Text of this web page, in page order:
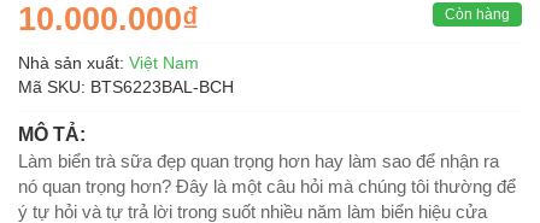
10.000.000₫ Còn hàng
Nhà sản xuất: Việt Nam
Mã SKU: BTS6223BAL-BCH
MÔ TẢ:
Làm biển trà sữa đẹp quan trọng hơn hay làm sao để nhận ra
nó quan trọng hơn? Đây là một câu hỏi mà chúng tôi thường để
ý tự hỏi và tự trả lời trong suốt nhiều năm làm biển hiệu cửa